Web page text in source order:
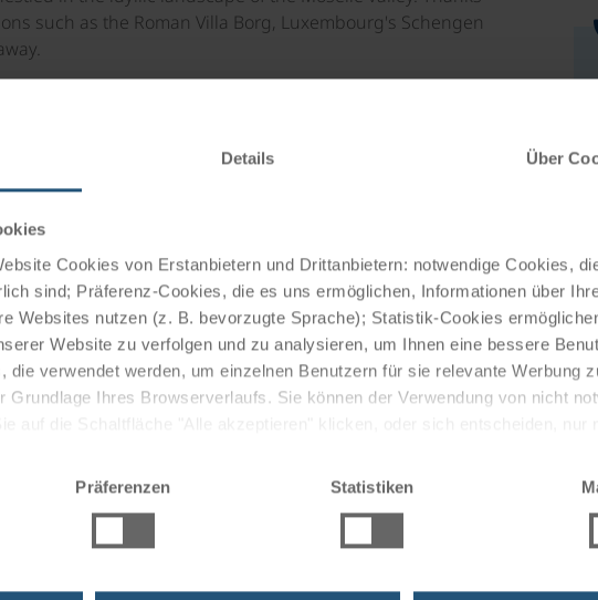
Details Über
Cookies von Erstanbietern und Drittanbietern: notwendige Cookies,
sind; Präferenz-Cookies, die es uns ermöglichen, Informationen über
Websites nutzen (z. B. bevorzugte Sprache); Statistik-Cookies
Website zu verfolgen und zu analysieren, um Ihnen eine bessere
die verwendet werden, um einzelnen Benutzern für sie relevante Werbung
Grundlage Ihres Browserverlaufs. Sie können der Verwendung von nicht
Präferenzen Statistiken
such as the Roman Villa Borg, Luxembourg's Schengen
everything you need for a relaxing stay. Each room
room. The hotel's restaurant serves a selection
you can enjoy your meals on the sun terrace.
Explore the picturesque vineyards along the
or visit the nearby cities of Trier and Luxembourg.